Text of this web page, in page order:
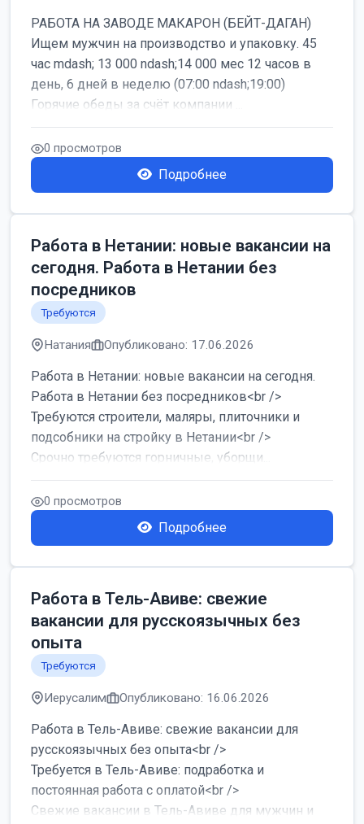
РАБОТА НА ЗАВОДЕ МАКАРОН (БЕЙТ-ДАГАН)
Ищем мужчин на производство и упаковку. 45
час mdash; 13 000 ndash;14 000 мес 12 часов в
день, 6 дней в неделю (07:00 ndash;19:00)
Горячие обеды за счёт компании ...
0 просмотров
Подробнее
Работа в Нетании: новые вакансии на
сегодня. Работа в Нетании без
посредников
Требуются
Натания Опубликовано: 17.06.2026
Работа в Нетании: новые вакансии на сегодня.
Работа в Нетании без посредников<br />
Требуются строители, маляры, плиточники и
подсобники на стройку в Нетании<br />
Срочно требуются горничные, уборщи...
0 просмотров
Подробнее
Работа в Тель-Авиве: свежие
вакансии для русскоязычных без
опыта
Требуются
Иерусалим Опубликовано: 16.06.2026
Работа в Тель-Авиве: свежие вакансии для
русскоязычных без опыта<br />
Требуется в Тель-Авиве: подработка и
постоянная работа с оплатой<br />
Свежие вакансии в Тель-Авиве для мужчин и